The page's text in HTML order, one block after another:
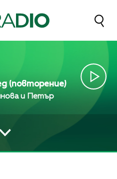
(повторение)
и Петър